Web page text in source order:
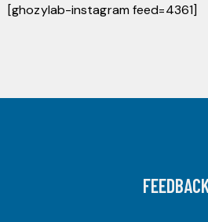
[ghozylab-instagram feed=4361]